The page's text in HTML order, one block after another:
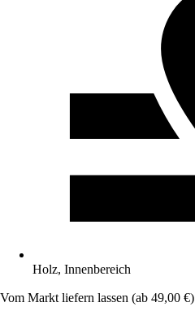
Holz, Innenbereich
Vom Markt liefern lassen (ab 49,00 €)